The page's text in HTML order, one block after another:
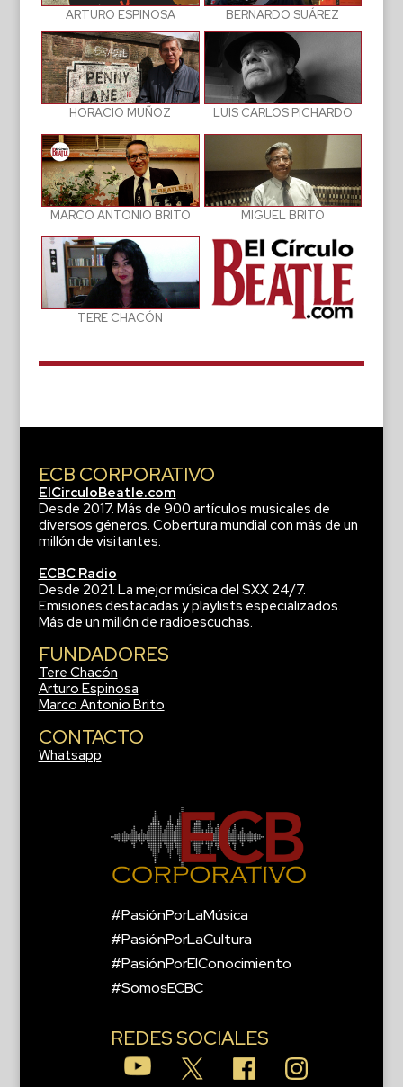
ARTURO ESPINOSA BERNARDO SUÁREZ
HORACIO MUÑOZ LUIS CARLOS PICHARDO
MARCO ANTONIO BRITO MIGUEL BRITO
TERE CHACÓN
ECB CORPORATIVO
ElCirculoBeatle.com
Desde 2017. Más de 900 artículos musicales de
diversos géneros. Cobertura mundial con más de un
millón de visitantes.
ECBC Radio
Desde 2021. La mejor música del SXX 24/7.
Emisiones destacadas y playlists especializados.
Más de un millón de radioescuchas.
FUNDADORES
Tere Chacón
Arturo Espinosa
Marco Antonio Brito
CONTACTO
Whatsapp
#PasiónPorLaMúsica
#PasiónPorLaCultura
#PasiónPorElConocimiento
#SomosECBC
REDES SOCIALES